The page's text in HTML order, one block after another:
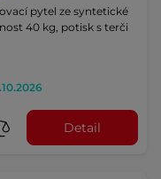
pytel ze syntetické
40 kg, potisk s terči
Detail